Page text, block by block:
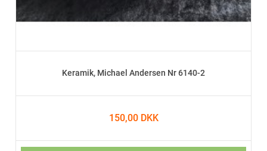
Keramik, Michael Andersen Nr 6140-2
150,00 DKK